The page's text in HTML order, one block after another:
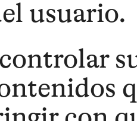
usuario.